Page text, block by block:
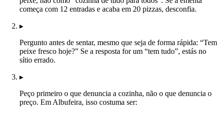
começa com 12 entradas e acaba em 20 pizzas, desconfia.
▸
Pergunto antes de sentar, mesmo que seja de forma rápida: “Tem
peixe fresco hoje?” Se a resposta for um “tem tudo”, estás no
sítio errado.
▸
Peço primeiro o que denuncia a cozinha, não o que denuncia o
preço. Em Albufeira, isso costuma ser: